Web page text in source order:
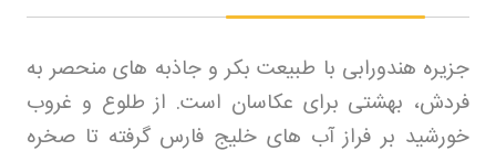
جزیره هندورابی با طبیعت بکر و جاذبه های منحصر به
فردش، بهشتی برای عکاسان است. از طلوع و غروب
خورشید بر فراز آب های خلیج فارس گرفته تا صخره